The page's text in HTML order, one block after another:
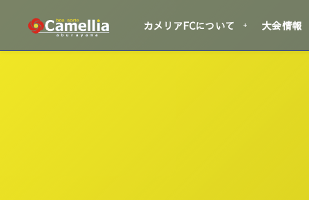
カメリアFCについて 大会情報